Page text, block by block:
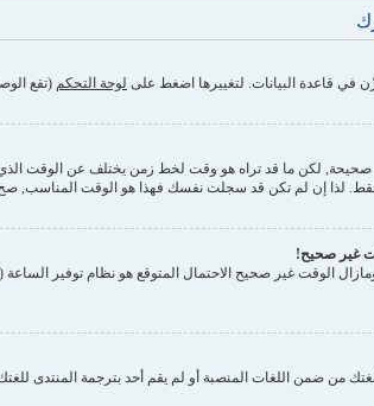
في قاعدة البيانات. لتغييرها اضغط على لوحة التحكم (تقع
لكن ما قد تراه هو وقت لخط زمن يختلف عن الوقت الذي
فقط. لذا إن لم تكن قد سجلت نفسك فهذا هو الوقت المناسب,
غير صحيح!
الوقت غير صحيح الاحتمال المتوقع هو نظام توفير